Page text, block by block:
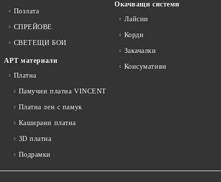
Позлата
СПРЕЙОВЕ
СВЕТЕЩИ БОИ
АРТ материали
Платна
Памучни платна VINCENT
Платна лен с памук
Каширани платна
3D платна
Подрамки
Окачващи системи
Лайсни
Корди
Закачалки
Консумативи